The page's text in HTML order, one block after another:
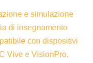
e simulazione
di insegnamento
con dispositivi
Vive e VisionPro.